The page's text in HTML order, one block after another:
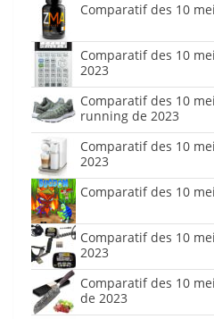
Comparatif des 10
Comparatif des 10
2023
Comparatif des 10
running de 2023
Comparatif des 10
2023
Comparatif des 10
Comparatif des 10
2023
Comparatif des 10
de 2023